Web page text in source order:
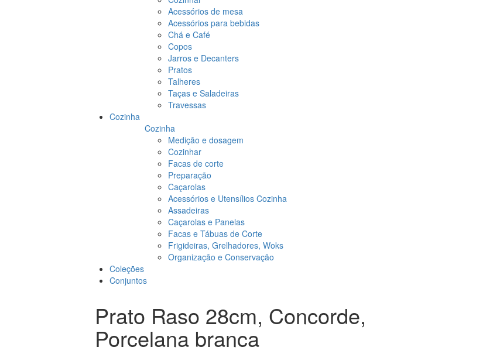
Acessórios de mesa
Acessórios para bebidas
Chá e Café
Copos
Jarros e Decanters
Pratos
Talheres
Taças e Saladeiras
Travessas
Cozinha
Cozinha
Medição e dosagem
Cozinhar
Facas de corte
Preparação
Caçarolas
Acessórios e Utensílios Cozinha
Assadeiras
Caçarolas e Panelas
Facas e Tábuas de Corte
Frigideiras, Grelhadores, Woks
Organização e Conservação
Coleções
Conjuntos
Prato Raso 28cm, Concorde,
Porcelana branca